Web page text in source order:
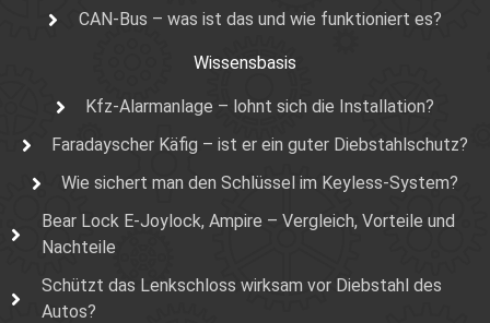
CAN-Bus – was ist das und wie funktioniert es?
Wissensbasis
Kfz-Alarmanlage – lohnt sich die Installation?
Faradayscher Käfig – ist er ein guter Diebstahlschutz?
Wie sichert man den Schlüssel im Keyless-System?
Bear Lock E-Joylock, Ampire – Vergleich, Vorteile und
Nachteile
Schützt das Lenkschloss wirksam vor Diebstahl des
Autos?